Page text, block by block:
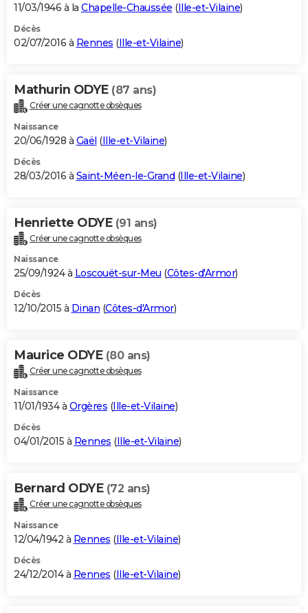
11/03/1946 à la Chapelle-Chaussée (Ille-et-Vilaine)
Décès
02/07/2016 à Rennes (Ille-et-Vilaine)
Mathurin ODYE (87 ans)
Créer une cagnotte obsèques
Naissance
20/06/1928 à Gaël (Ille-et-Vilaine)
Décès
28/03/2016 à Saint-Méen-le-Grand (Ille-et-Vilaine)
Henriette ODYE (91 ans)
Créer une cagnotte obsèques
Naissance
25/09/1924 à Loscouët-sur-Meu (Côtes-d'Armor)
Décès
12/10/2015 à Dinan (Côtes-d'Armor)
Maurice ODYE (80 ans)
Créer une cagnotte obsèques
Naissance
11/01/1934 à Orgères (Ille-et-Vilaine)
Décès
04/01/2015 à Rennes (Ille-et-Vilaine)
Bernard ODYE (72 ans)
Créer une cagnotte obsèques
Naissance
12/04/1942 à Rennes (Ille-et-Vilaine)
Décès
24/12/2014 à Rennes (Ille-et-Vilaine)